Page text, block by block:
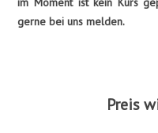
gerne bei uns melden.
Preis